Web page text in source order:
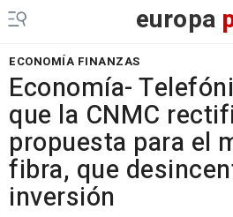
europa
ECONOMÍA FINANZAS
Economía-
que la CNMC
propuesta para el
fibra, que
inversión